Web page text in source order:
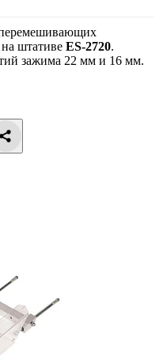
перемешивающих
на штативе ES-2720.
зажима 22 мм и 16 мм.